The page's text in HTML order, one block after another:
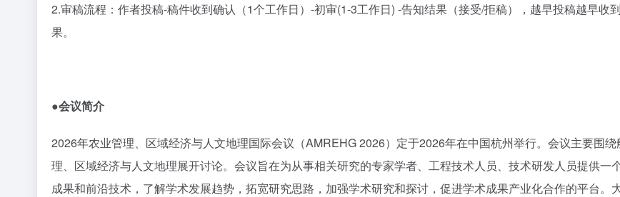
2.审稿流程：作者投稿-稿件收到确认（1个工作日）-初审(1-3工作日) -告知结果（接受/拒稿），越早投稿越早收
果。
●会议简介
2026年农业管理、区域经济与人文地理国际会议（AMREHG 2026）定于2026年在中国杭州举行。会议主要围绕
理、区域经济与人文地理展开讨论。会议旨在为从事相关研究的专家学者、工程技术人员、技术研发人员提供一
成果和前沿技术，了解学术发展趋势，拓宽研究思路，加强学术研究和探讨，促进学术成果产业化合作的平台。